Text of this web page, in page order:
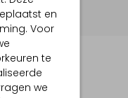
en
Voor
te
we
€ 59,99